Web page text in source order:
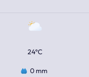
24ºC
0 mm